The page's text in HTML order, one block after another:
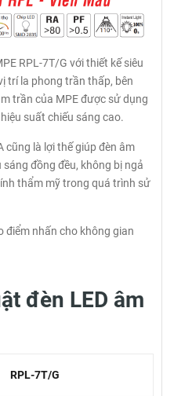
RPL-7T/G với thiết kế siêu
trí la phong trần thấp, bên
trần của MPE được sử dụng
suất chiếu sáng cao.
cũng là lợi thế giúp đèn âm
đồng đều, không bị ngả
thẩm mỹ trong quá trình sử
điểm nhấn cho không gian
đèn LED âm
RPL-7T/G